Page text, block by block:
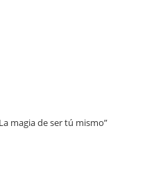
magia de ser tú mismo”